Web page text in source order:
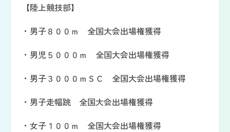
【陸上競技部】
・男子８００ｍ 全国大会出場権獲得
・男児５０００ｍ 全国大会出場権獲得
・男子３０００ｍＳＣ 全国大会出場権獲得
・男子走幅跳 全国大会出場権獲得
・女子１００ｍ 全国大会出場権獲得